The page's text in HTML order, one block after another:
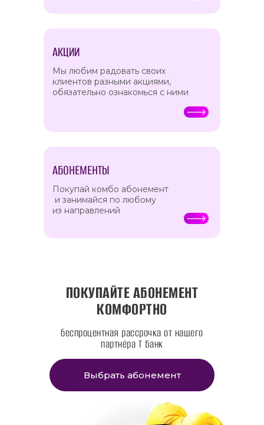
АБОНЕМЕНТЫ
Покупай комбо абонемент
и занимайся по любому
из направлений
АКЦИИ
Мы любим радовать своих
клиентов разными акциями,
обязательно ознакомься с ними
Выбрать абонемент
ПОКУПАЙТЕ АБОНЕМЕНТ
КОМФОРТНО
беспроцентная рассрочка от нашего
партнёра Т Банк